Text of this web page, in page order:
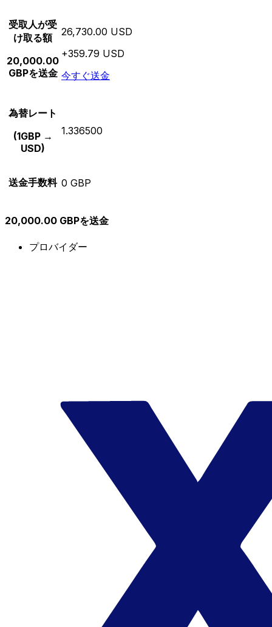
受取人が受
け取る額
20,000.00
GBPを送金
26,730.00 USD
+359.79 USD
今すぐ送金
為替レート
(1GBP →
USD)
1.336500
送金手数料 0 GBP
20,000.00 GBPを送金
プロバイダー